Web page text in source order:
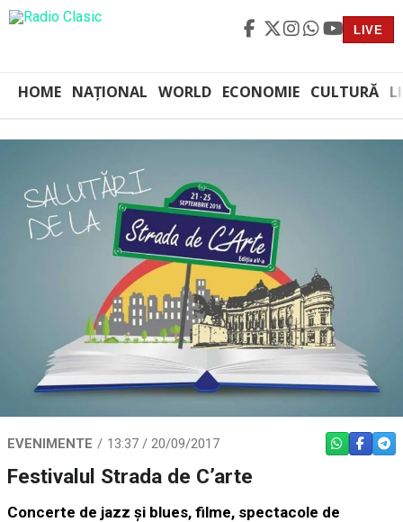
LIVE
HOME NAȚIONAL WORLD ECONOMIE CULTURĂ
EVENIMENTE 13:37 / 20/09/2017 WHATSAPP
Festivalul Strada de C’arte
Concerte de jazz și blues, filme, spectacole de